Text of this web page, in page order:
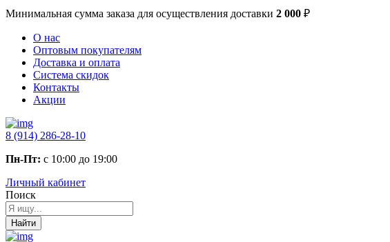
Минимальная сумма заказа для осуществления доставки 2 000 ₽
О нас
Оптовым покупателям
Доставка и оплата
Система скидок
Контакты
Акции
8 (914) 286-28-10
Пн-Пт: с 10:00 до 19:00
Личный кабинет
Поиск
Найти